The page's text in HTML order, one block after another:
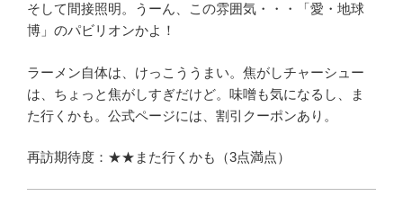
そして間接照明。うーん、この雰囲気・・・「愛・地球
博」のパビリオンかよ！
ラーメン自体は、けっこううまい。焦がしチャーシュー
は、ちょっと焦がしすぎだけど。味噌も気になるし、ま
た行くかも。公式ページには、割引クーポンあり。
再訪期待度：★★また行くかも（3点満点）